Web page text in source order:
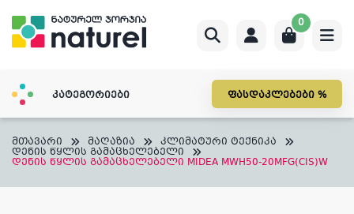
content
0
კატეგორიები ფასდაკლებები %
მთავარი მაღაზია კლიმატური ტექნიკა
დენის წყლის გამაცხელებელი
დენის წყლის გამაცხელებელი MIDEA MWH50-20MFG(CIS)W